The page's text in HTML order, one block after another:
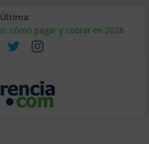
Última:
cómo pagar y cobrar en 2026
y por qué sale tan caro
cómo auditarla a tiempo
de suministro: qué hacer
cómo segmentarlo y venderle